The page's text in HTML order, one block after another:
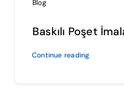
Blog
Baskılı Poşet
Continue reading